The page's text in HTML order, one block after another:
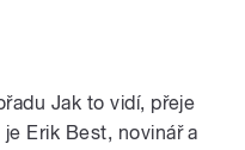
Jak to vidí, přeje
Erik Best, novinář a